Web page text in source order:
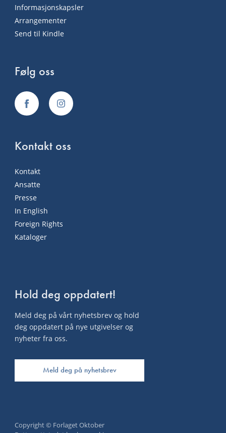
Informasjonskapsler
Arrangementer
Send til Kindle
Følg oss
Kontakt oss
Kontakt
Ansatte
Presse
In English
Foreign Rights
Kataloger
Hold deg oppdatert!
Meld deg på vårt nyhetsbrev og hold
deg oppdatert på nye utgivelser og
nyheter fra oss.
Meld deg på nyhetsbrev
Copyright © Forlaget Oktober